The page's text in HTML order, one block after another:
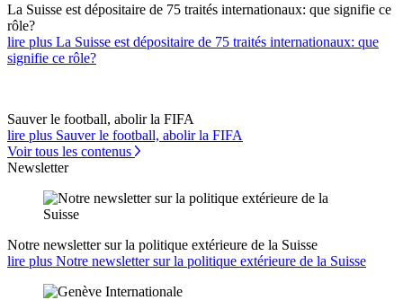
La Suisse est dépositaire de 75 traités internationaux: que signifie ce
rôle?
lire plus La Suisse est dépositaire de 75 traités internationaux: que
signifie ce rôle?
Sauver le football, abolir la FIFA
lire plus Sauver le football, abolir la FIFA
Voir tous les contenus
Newsletter
Notre newsletter sur la politique extérieure de la Suisse
lire plus Notre newsletter sur la politique extérieure de la Suisse